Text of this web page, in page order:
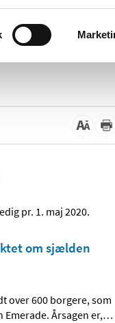
pr. 1. maj 2020.
om sjælden
over 600 borgere, som
Årsagen er,…